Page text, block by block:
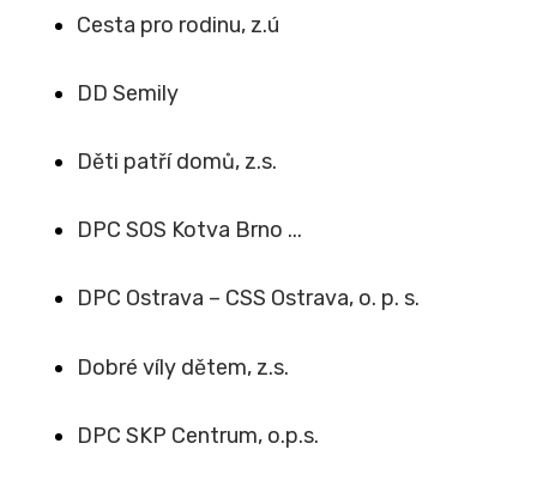
Cesta pro rodinu, z.ú
DD Semily
Děti patří domů, z.s.
DPC SOS Kotva Brno ...
DPC Ostrava – CSS Ostrava, o. p. s.
Dobré víly dětem, z.s.
DPC SKP Centrum, o.p.s.